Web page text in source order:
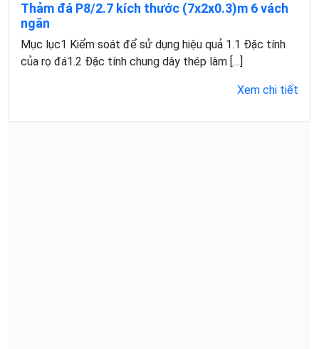
Thảm đá P8/2.7 kích thước (7x2x0.3)m 6 vách
ngăn
Mục lục1 Kiểm soát để sử dụng hiệu quả 1.1 Đặc tính
của rọ đá1.2 Đặc tính chung dây thép làm […]
Xem chi tiết